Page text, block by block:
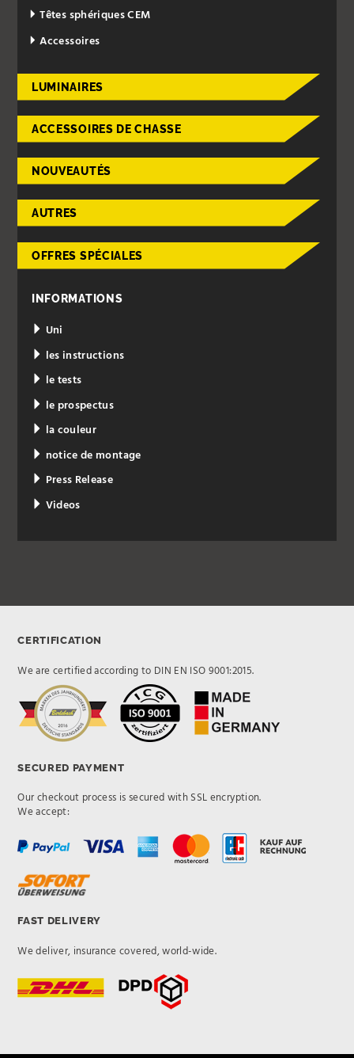
Têtes sphériques CEM
Accessoires
LUMINAIRES
ACCESSOIRES DE CHASSE
NOUVEAUTÉS
AUTRES
OFFRES SPÉCIALES
INFORMATIONS
Uni
les instructions
le tests
le prospectus
la couleur
notice de montage
Press Release
Videos
CERTIFICATION
We are certified according to DIN EN ISO 9001:2015.
SECURED PAYMENT
Our checkout process is secured with SSL encryption.
We accept:
FAST DELIVERY
We deliver, insurance covered, world-wide.